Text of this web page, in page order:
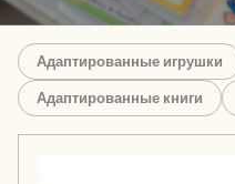
Адаптированные игрушки
Адаптированные книги